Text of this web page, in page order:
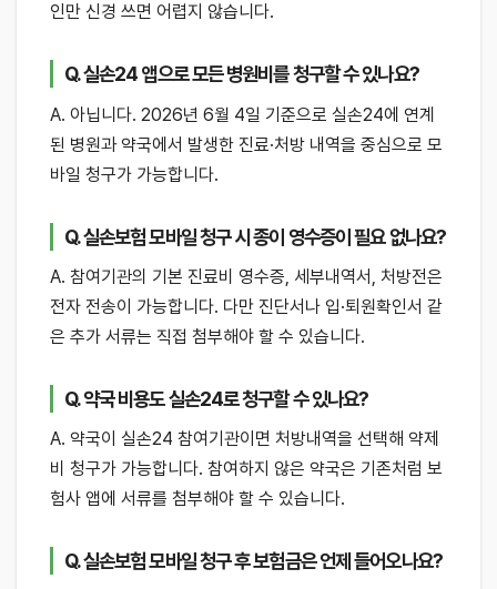
인만 신경 쓰면 어렵지 않습니다.
Q. 실손24 앱으로 모든 병원비를 청구할 수 있나요?
A. 아닙니다. 2026년 6월 4일 기준으로 실손24에 연계
된 병원과 약국에서 발생한 진료·처방 내역을 중심으로 모
바일 청구가 가능합니다.
Q. 실손보험 모바일 청구 시 종이 영수증이 필요 없나요?
A. 참여기관의 기본 진료비 영수증, 세부내역서, 처방전은
전자 전송이 가능합니다. 다만 진단서나 입·퇴원확인서 같
은 추가 서류는 직접 첨부해야 할 수 있습니다.
Q. 약국 비용도 실손24로 청구할 수 있나요?
A. 약국이 실손24 참여기관이면 처방내역을 선택해 약제
비 청구가 가능합니다. 참여하지 않은 약국은 기존처럼 보
험사 앱에 서류를 첨부해야 할 수 있습니다.
Q. 실손보험 모바일 청구 후 보험금은 언제 들어오나요?